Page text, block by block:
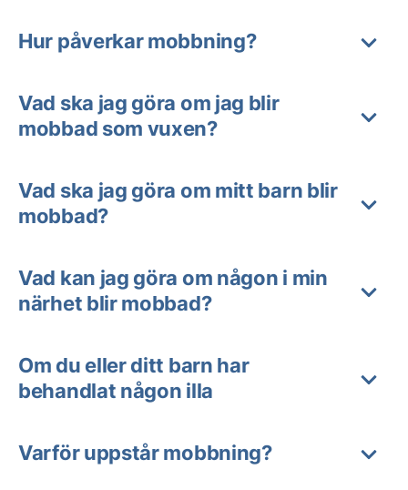
Hur påverkar mobbning?
Vad ska jag göra om jag blir
mobbad som vuxen?
Vad ska jag göra om mitt barn blir
mobbad?
Vad kan jag göra om någon i min
närhet blir mobbad?
Om du eller ditt barn har
behandlat någon illa
Varför uppstår mobbning?